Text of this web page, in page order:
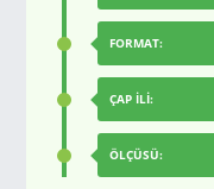
FORMAT:
ÇAP İLİ:
ÖLÇÜSÜ: